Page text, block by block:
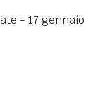
- 17 gennaio